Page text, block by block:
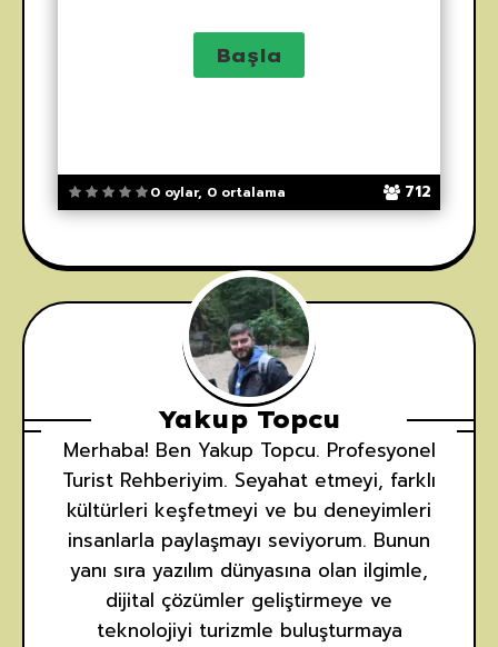
0 oylar, 0 ortalama 712
Yakup Topcu
Merhaba! Ben Yakup Topcu. Profesyonel
Turist Rehberiyim. Seyahat etmeyi, farklı
kültürleri keşfetmeyi ve bu deneyimleri
insanlarla paylaşmayı seviyorum. Bunun
yanı sıra yazılım dünyasına olan ilgimle,
dijital çözümler geliştirmeye ve
teknolojiyi turizmle buluşturmaya